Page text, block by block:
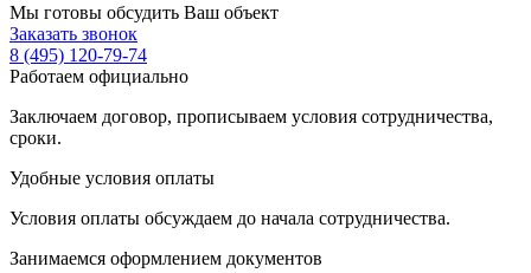
Мы готовы обсудить Ваш объект
Заказать звонок
8 (495) 120-79-74
Работаем официально
Заключаем договор, прописываем условия сотрудничества,
сроки.
Удобные условия оплаты
Условия оплаты обсуждаем до начала сотрудничества.
Занимаемся оформлением документов